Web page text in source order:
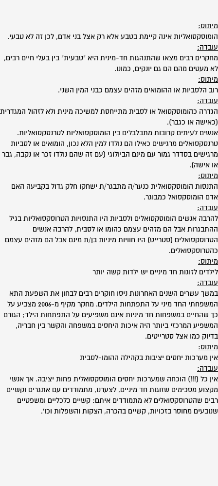
מיתוס:
הומוסקסואליות אינה קיימת בטבע אלא רק אצל בני אדם, לכן זה לא טבעי.
עובדה:
מחקרים רבים מצאו שהתנהגות חד-מינית היא "טבעית" בין בעלי חיים רבים,
לא מעטים מהם הם גם יונקים, כמונו.
מיתוס:
רוב הלסביות או ההומואים מזהים עצמם כבני המין השני.
עובדה:
הגדרה כהומוסקסואל או לסבית מתייחסת למשיכה מינית ולא לזהול המגדרית
(כאישה או כגבר).
אנשים לעיתים קרובות מתבלבלים בין הומוסקסואליות לטרנסקסואליות.
טרנסקסואלים מרגישים כאילו הם נולדו למין הלא נכון, הומואים או לסביות
מרגישים בסדדר גמור עם מינם הביולוגי (עם זה שהם נולדו זכר או נקבה, גבר
או אישה).
מיתוס:
התנסות הומוסקסואלית כנער/ה מתבגר/ת ישחקו חלק גדול בקביעה האם
אדם הומוסקסואל כמבוגר.
עובדה:
להרבה אנשים הומוסקסואלים ולסביות היו התנסויות הטרוסקסואליות בגיל
ההתבגרות אבל הם מזהים עצמם כהומו או לסבית, להרבה אנשים
הטרוסקסואלים (סטרייט) היו חוויות מיניות בן/ת מינם אבל הם מזהים עצמם
כהטרוסקסואלים.
מיתוס:
לילדים לזוגות חד מיניים יש ילדות קשה יותר
עובדה:
במשך עשרים השנים האחרונות ניסו חוקרים רבים לבחון את השפעת התא
המשפחתי החד מיני על התפתחות הילדים. מחקר מקיף מ-2006 מצביע על
כך שהחיים במשפחות חד מיניות אינם משפיעים על התפתחות הילד; הגורם
המשפיע המרכזי ביותר היה איכות היחסים במשפחה והקשר בין חבריה,
בדיוק כמו אצל סטרייטים.
מיתוס:
אין מערכות יחסים יציבות בקהילה ההומו-לסבית
עובדה:
אין כל (!!!) הוכחה שמערכות יחסים הומוסקסואלית פחות יציבה. אך אנשי
מקצוע מסכימים שזוגות חד מיניים, לצערנו, מתמודדים עם אתגרים וקשיים
רבים שהטרוסקסואלים לא מתמודדים איתם: קשיים כלכליים ומשפטיים
שנובעים מחוסר בזכויות, קשיים בהכרה, הצקות והשפלות וכו'.